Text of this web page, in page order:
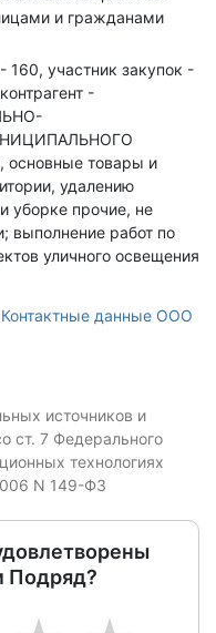
и гражданами
160, участник закупок -
-
товары и
удалению
уборке прочие, не
выполнение работ по
уличного освещения
Контактные данные ООО
источников и
ст. 7 Федерального
технологиях
N 149-ФЗ
Подряд?